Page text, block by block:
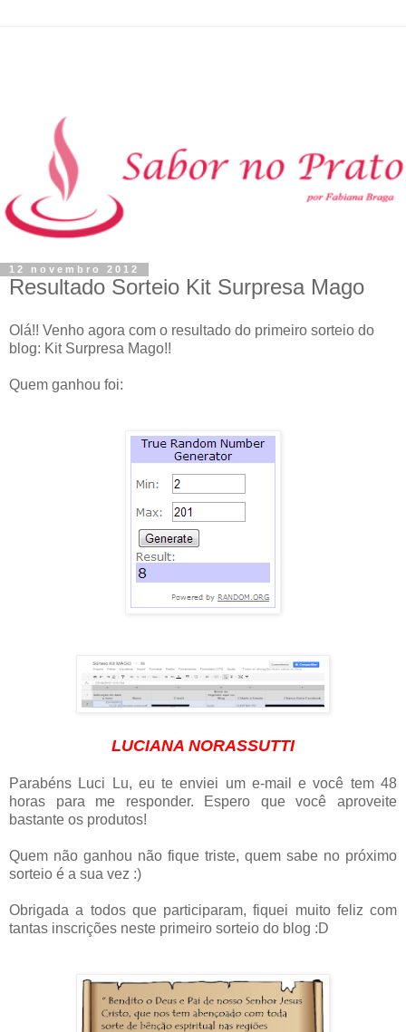
12 novembro 2012
Resultado Sorteio Kit Surpresa Mago
Olá!! Venho agora com o resultado do primeiro sorteio do
blog: Kit Surpresa Mago!!
Quem ganhou foi:
LUCIANA NORASSUTTI
Parabéns Luci Lu, eu te enviei um e-mail e você tem 48
horas para me responder. Espero que você aproveite
bastante os produtos!
Quem não ganhou não fique triste, quem sabe no próximo
sorteio é a sua vez :)
Obrigada a todos que participaram, fiquei muito feliz com
tantas inscrições neste primeiro sorteio do blog :D